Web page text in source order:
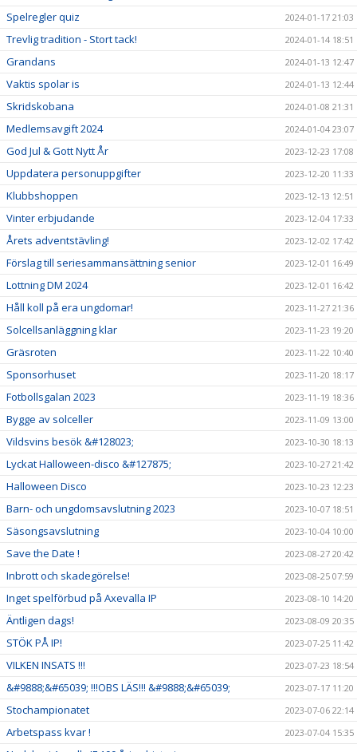
Spelregler quiz 2024-01-17 21:03
Trevlig tradition - Stort tack! 2024-01-14 18:51
Grandans 2024-01-13 12:47
Vaktis spolar is 2024-01-13 12:44
Skridskobana 2024-01-08 21:31
Medlemsavgift 2024 2024-01-04 23:07
God Jul & Gott Nytt År 2023-12-23 17:08
Uppdatera personuppgifter 2023-12-20 11:33
Klubbshoppen 2023-12-13 12:51
Vinter erbjudande 2023-12-04 17:33
Årets adventstävling! 2023-12-02 17:42
Förslag till seriesammansättning senior 2023-12-01 16:49
Lottning DM 2024 2023-12-01 16:42
Håll koll på era ungdomar! 2023-11-27 21:36
Solcellsanläggning klar 2023-11-23 19:20
Gräsroten 2023-11-22 10:40
Sponsorhuset 2023-11-20 18:17
Fotbollsgalan 2023 2023-11-19 18:36
Bygge av solceller 2023-11-09 13:00
Vildsvins besök &#128023; 2023-10-30 18:13
Lyckat Halloween-disco &#127875; 2023-10-27 21:42
Halloween Disco 2023-10-23 12:23
Barn- och ungdomsavslutning 2023 2023-10-07 18:51
Säsongsavslutning 2023-10-04 10:00
Save the Date ! 2023-08-27 20:42
Inbrott och skadegörelse! 2023-08-25 07:59
Inget spelförbud på Axevalla IP 2023-08-10 14:20
Äntligen dags! 2023-08-09 20:35
STÖK PÅ IP! 2023-07-25 11:42
VILKEN INSATS !!! 2023-07-23 18:54
&#9888;&#65039; !!!OBS LÄS!!! &#9888;&#65039; 2023-07-17 11:20
Stochampionatet 2023-07-06 22:14
Arbetspass kvar ! 2023-07-04 15:35